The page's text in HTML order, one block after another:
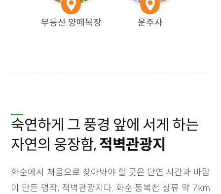
무등산 양떼목장 운주사
숙연하게 그 풍경 앞에 서게 하는
자연의 웅장함,적벽관광지
화순에서 처음으로 찾아봐야 할 곳은 단연 시간과 바람
이 만든 명작, 적벽관광지다. 화순 동복천 상류 약 7km